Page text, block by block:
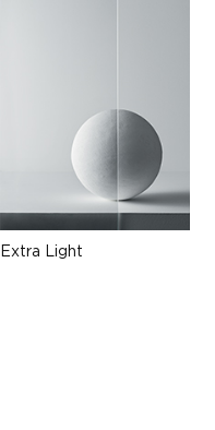
Extra Light